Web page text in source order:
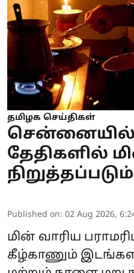
தமிழக செய்திகள்
சென்னையில்
தேதிகளில்
Published on: 02 Aug 2026,
மின் வாரிய
கீழ்காணும்